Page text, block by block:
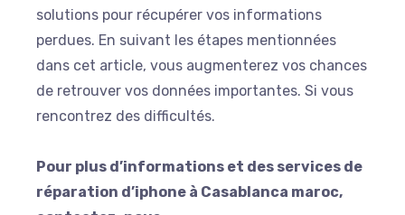
solutions pour récupérer vos informations
perdues. En suivant les étapes mentionnées
dans cet article, vous augmenterez vos chances
de retrouver vos données importantes. Si vous
rencontrez des difficultés.
Pour plus d’informations et des services de
réparation d’iphone à Casablanca maroc,